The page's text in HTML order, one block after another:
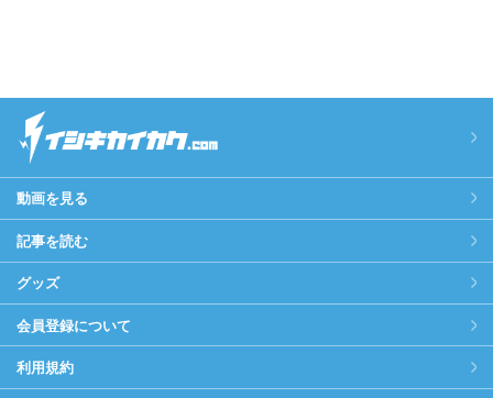
動画を見る
記事を読む
グッズ
会員登録について
利用規約